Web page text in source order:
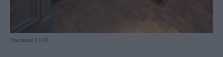
Harrison 1933